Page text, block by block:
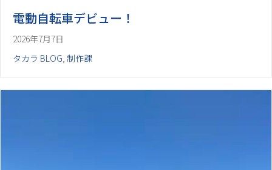
電動自転車デビュー！
2026年7月7日
タカラ BLOG, 制作課